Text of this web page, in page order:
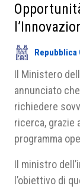
Partner
Area
Repubblica
Il Ministero
annunciato
richiedere
ricerca, grazie
programma
Il ministro
l’obiettivo di